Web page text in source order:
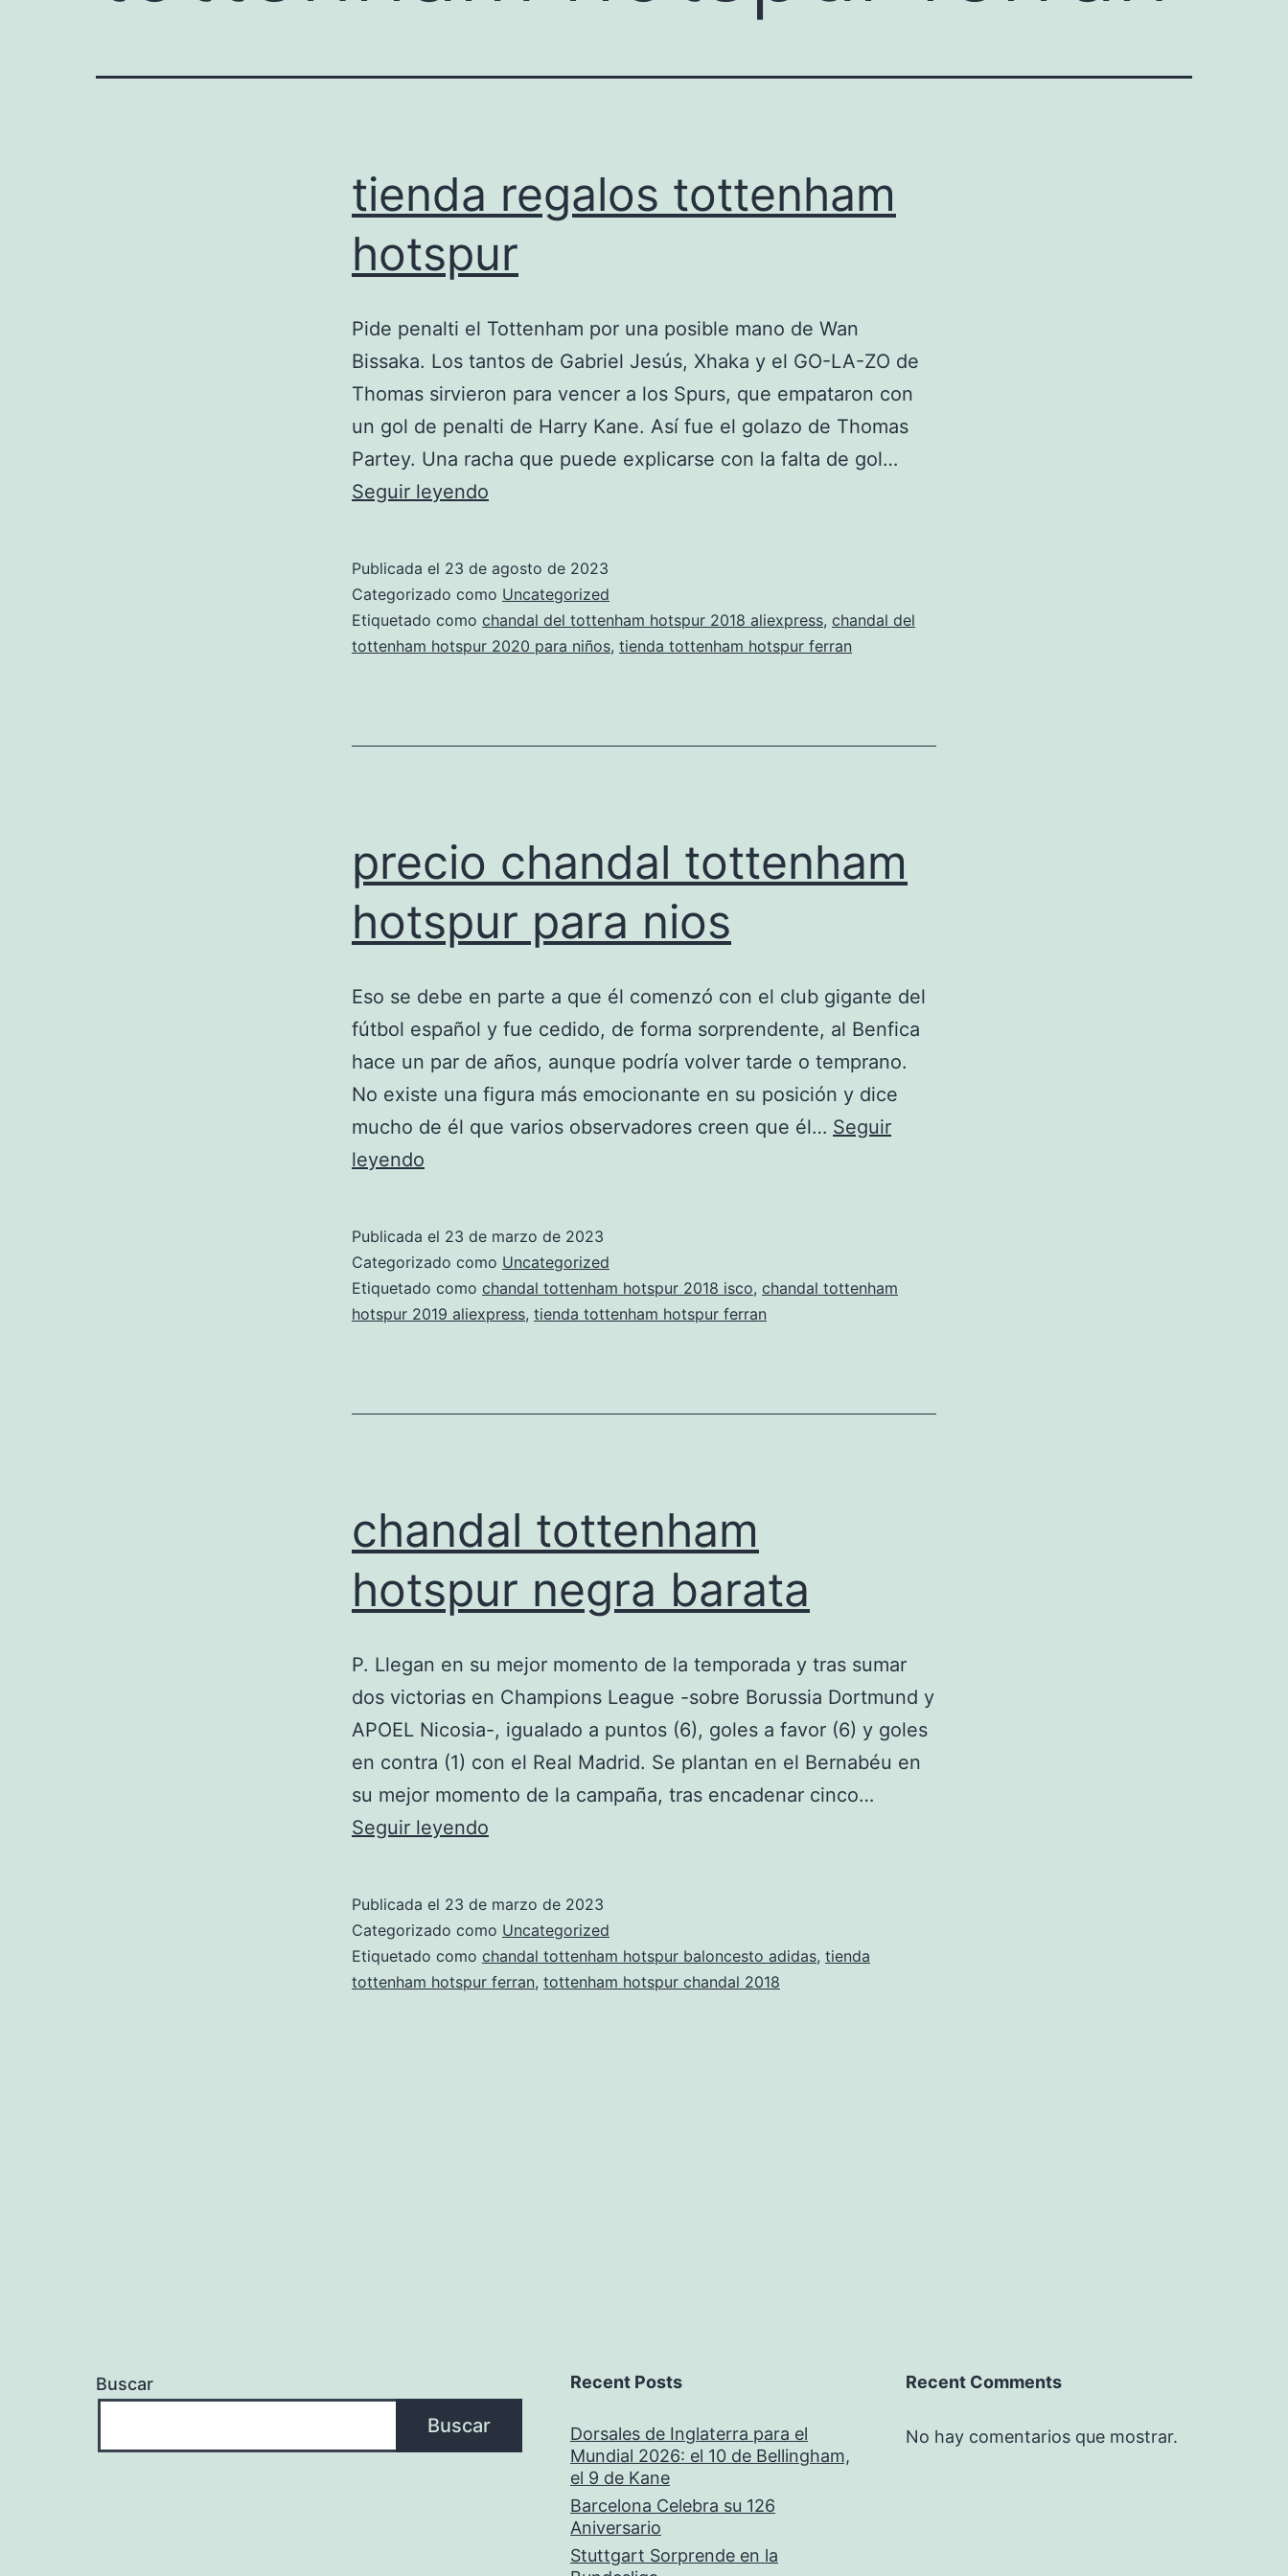
tienda regalos tottenham
hotspur
Pide penalti el Tottenham por una posible mano de Wan
Bissaka. Los tantos de Gabriel Jesús, Xhaka y el GO-LA-ZO de
Thomas sirvieron para vencer a los Spurs, que empataron con
un gol de penalti de Harry Kane. Así fue el golazo de Thomas
Partey. Una racha que puede explicarse con la falta de gol…
Seguir leyendo
hotspur
Publicada el 23 de agosto de 2023
Categorizado como Uncategorized
Etiquetado como chandal del tottenham hotspur 2018 aliexpress, chandal del
tottenham hotspur 2020 para niños, tienda tottenham hotspur ferran
precio chandal tottenham
hotspur para nios
Eso se debe en parte a que él comenzó con el club gigante del
fútbol español y fue cedido, de forma sorprendente, al Benfica
hace un par de años, aunque podría volver tarde o temprano.
No existe una figura más emocionante en su posición y dice
mucho de él que varios observadores creen que él… Seguir
leyendo
hotspur
para
nios
Publicada el 23 de marzo de 2023
Categorizado como Uncategorized
Etiquetado como chandal tottenham hotspur 2018 isco, chandal tottenham
hotspur 2019 aliexpress, tienda tottenham hotspur ferran
chandal tottenham
hotspur negra barata
P. Llegan en su mejor momento de la temporada y tras sumar
dos victorias en Champions League -sobre Borussia Dortmund y
APOEL Nicosia-, igualado a puntos (6), goles a favor (6) y goles
en contra (1) con el Real Madrid. Se plantan en el Bernabéu en
su mejor momento de la campaña, tras encadenar cinco…
Seguir leyendo
negra
barata
Publicada el 23 de marzo de 2023
Categorizado como Uncategorized
Etiquetado como chandal tottenham hotspur baloncesto adidas, tienda
tottenham hotspur ferran, tottenham hotspur chandal 2018
Buscar
Buscar
Recent Posts
Dorsales de Inglaterra para el
Mundial 2026: el 10 de Bellingham,
el 9 de Kane
Barcelona Celebra su 126
Aniversario
Stuttgart Sorprende en la
Recent Comments
No hay comentarios que mostrar.